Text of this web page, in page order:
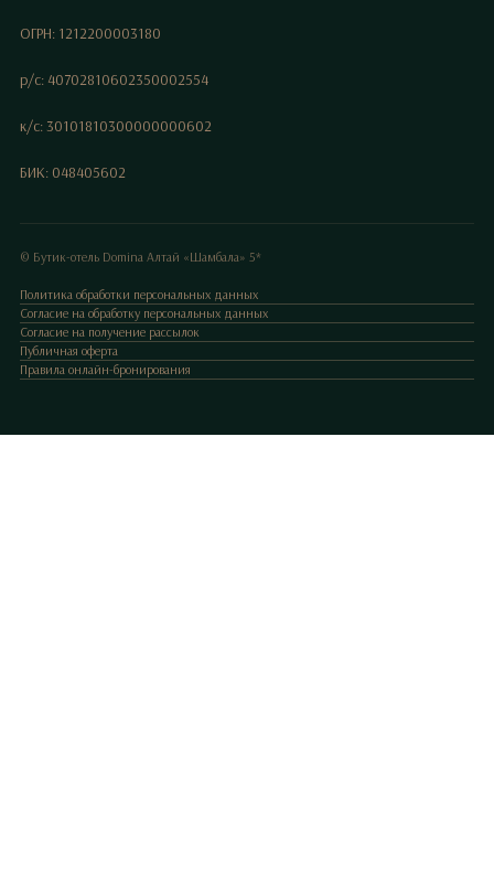
ОГРН: 1212200003180
р/с: 40702810602350002554
к/с: 30101810300000000602
БИК: 048405602
© Бутик-отель Domina Алтай «Шамбала» 5*
Политика обработки персональных данных
Согласие на обработку персональных данных
Согласие на получение рассылок
Публичная оферта
Правила онлайн-бронирования